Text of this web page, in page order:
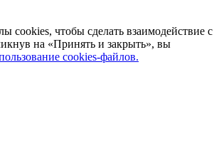
cookies, чтобы сделать взаимодействие с
на «Принять и закрыть», вы
cookies-файлов.